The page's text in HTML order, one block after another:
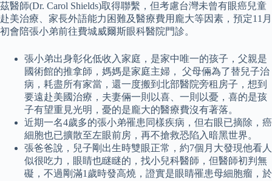
茲醫師(Dr. Carol Shields)取得聯繫，但考慮台灣未曾有眼癌兒童
赴美治療、家長外語能力困難及醫療費用龐大等因素，預定11月
初會陪張小弟前往費城威爾斯眼科醫院門診。
張小弟出身彰化低收入家庭，是家中唯一的孩子，父親是
國術館的推拿師，媽媽是家庭主婦， 父母倆為了替兒子治
病，耗盡所有家當，還一度搬到北部醫院旁租房子，想到
要遠赴美國治療，夫妻倆一則以喜、一則以憂，喜的是孩
子有望重見光明，憂的是龐大的醫療費沒有著落。
近期一名4歲多的張小弟罹患同樣疾病，但右眼已摘除，癌
細胞也已擴散至左眼前房，再不搶救恐陷入暗黑世界。
張爸爸說，兒子剛出生時雙眼正常，約7個月大發現他看人
似很吃力，眼睛也瞇瞇的，找小兒科醫師，但醫師初判無
礙，不過剛滿1歲時發高燒，證實是眼睛罹患母細胞瘤，於